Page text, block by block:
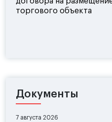
торгового объекта
Документы
7 августа 2026